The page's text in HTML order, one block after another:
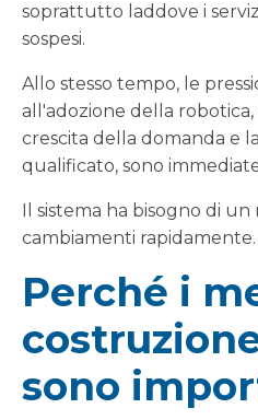
soprattutto laddove i
sospesi.
Allo stesso tempo, le
all'adozione della
crescita della domanda e
qualificato, sono
Il sistema ha bisogno di
cambiamenti rapidamente.
Perché i
sono